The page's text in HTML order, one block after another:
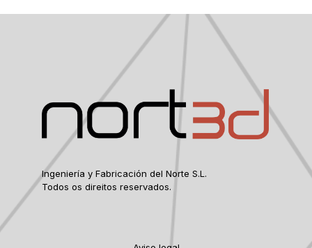
Ingeniería y Fabricación del Norte S.L.
Todos os direitos reservados.